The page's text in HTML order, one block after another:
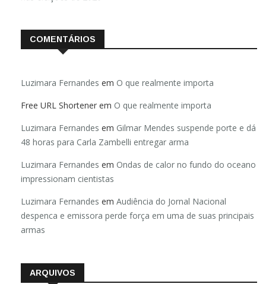
COMENTÁRIOS
Luzimara Fernandes em O que realmente importa
Free URL Shortener em O que realmente importa
Luzimara Fernandes em Gilmar Mendes suspende porte e dá
48 horas para Carla Zambelli entregar arma
Luzimara Fernandes em Ondas de calor no fundo do oceano
impressionam cientistas
Luzimara Fernandes em Audiência do Jornal Nacional
despenca e emissora perde força em uma de suas principais
armas
ARQUIVOS